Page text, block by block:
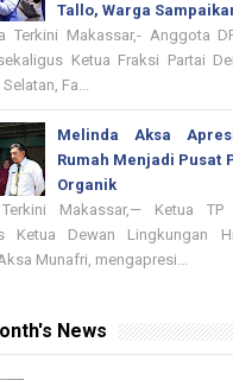
Tallo, Warga
Terkini Makassar,- Anggota
Ketua Fraksi Partai
Fa...
Melinda Aksa
Rumah Menjadi Pusat
Organik
Terkini Makassar,— Ketua
Ketua Dewan Lingkungan
Munafri, mengapresi...
News